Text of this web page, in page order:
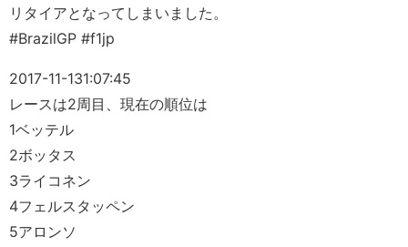
リタイアとなってしまいました。
#BrazilGP #f1jp
2017-11-131:07:45
レースは2周目、現在の順位は
1ベッテル
2ボッタス
3ライコネン
4フェルスタッペン
5アロンソ